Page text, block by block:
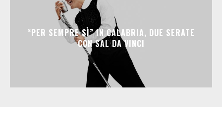
“PER SEMPRE SÌ” IN CALABRIA, DUE SERATE
CON SAL DA VINCI